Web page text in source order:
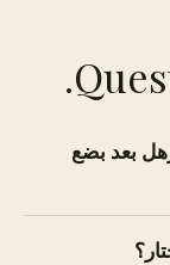
بعد بضع